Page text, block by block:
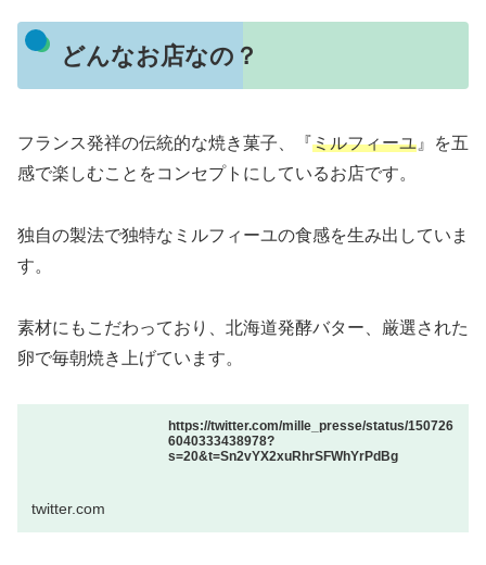
どんなお店なの？
フランス発祥の伝統的な焼き菓子、『ミルフィーユ 』を五
感で楽しむことをコンセプトにしているお店です。
独自の製法で独特なミルフィーユの食感を生み出していま
す。
素材にもこだわっており、北海道発酵バター、厳選された
卵で毎朝焼き上げています。
https://twitter.com/mille_presse/status/150726
6040333438978?
s=20&t=Sn2vYX2xuRhrSFWhYrPdBg
twitter.com